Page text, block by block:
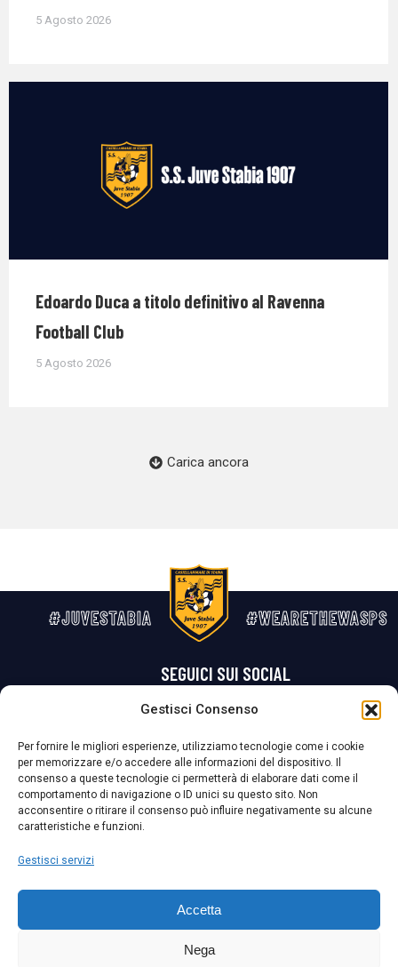
Gestisci Consenso
Per fornire le migliori esperienze, utilizziamo tecnologie come i cookie
per memorizzare e/o accedere alle informazioni del dispositivo. Il
consenso a queste tecnologie ci permetterà di elaborare dati come il
comportamento di navigazione o ID unici su questo sito. Non
acconsentire o ritirare il consenso può influire negativamente su alcune
caratteristiche e funzioni.
Gestisci servizi
Accetta
Nega
5 Agosto 2026
Edoardo Duca a titolo definitivo al Ravenna
Football Club
5 Agosto 2026
Carica ancora
#JUVESTABIA #WEARETHEWASPS
SEGUICI SUI SOCIAL
La Società ha nominato il Responsabile della Protezione dei Dati Personali (DPO), figura specializzata che vigila sulle modalità adottate dalla
nostra Società per tutelare i Suoi dati personali.
La Società ha inoltre adottato un proprio Codice Etico, consultabile al seguente link: